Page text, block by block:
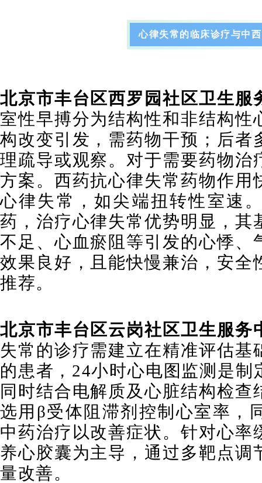
心律失常的临床诊疗与中
北京市丰台区西罗园社区卫生服
室性早搏分为结构性和非结构性
构改变引发，需药物干预；后者
理疏导或观察。对于需要药物治
方案。西药抗心律失常药物作用
心律失常，如尖端扭转性室速
药，治疗心律失常优势明显，其
不足、心血瘀阻等引发的心悸、
效果良好，且能快慢兼治，安全
推荐。
北京市丰台区云岗社区卫生服务
失常的诊疗需建立在精准评估基
的患者，24小时心电图监测是
同时结合电解质及心脏结构检查
选用β受体阻滞剂控制心室率，
中药治疗以改善症状。针对心率
养心胶囊为主导，通过多靶点调
量改善。